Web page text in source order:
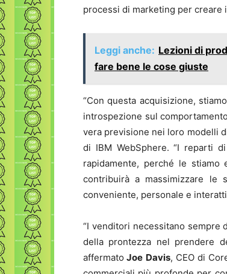
processi di marketing per creare
Leggi anche: Lezioni di
fare bene le cose giuste
“Con questa acquisizione,
introspezione sul
vera previsione nei loro modelli
di IBM WebSphere. “I reparti
rapidamente, perché le stiamo
contribuirà a massimizzare le
conveniente, personale e
“I venditori necessitano sempre
della prontezza nel prendere
affermato Joe Davis, CEO di